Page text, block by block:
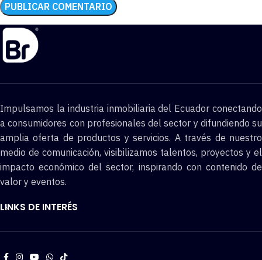
Impulsamos la industria inmobiliaria del Ecuador conectando
a consumidores con profesionales del sector y difundiendo su
amplia oferta de productos y servicios. A través de nuestro
medio de comunicación, visibilizamos talentos, proyectos y el
impacto económico del sector, inspirando con contenido de
valor y eventos.
LINKS DE INTERÉS